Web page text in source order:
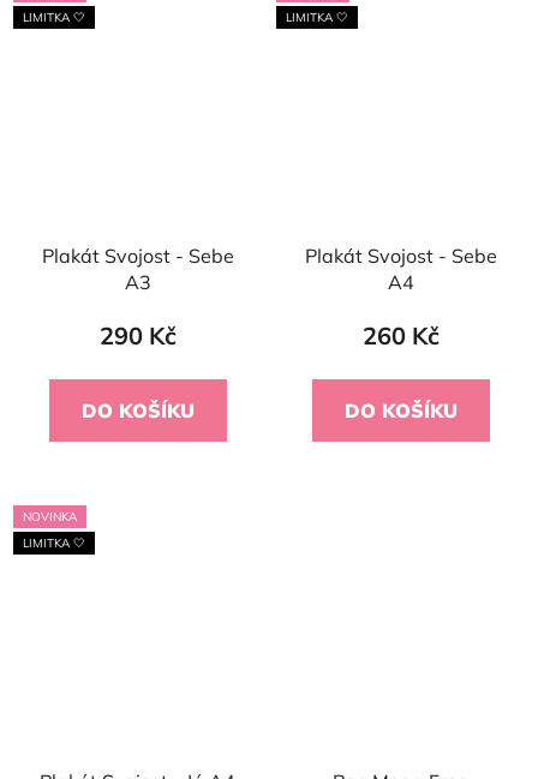
LIMITKA 🤍
Plakát Svojost - Sebe
A3
290 Kč
DO KOŠÍKU
LIMITKA 🤍
Plakát Svojost - Sebe
A4
260 Kč
DO KOŠÍKU
NOVINKA
LIMITKA 🤍